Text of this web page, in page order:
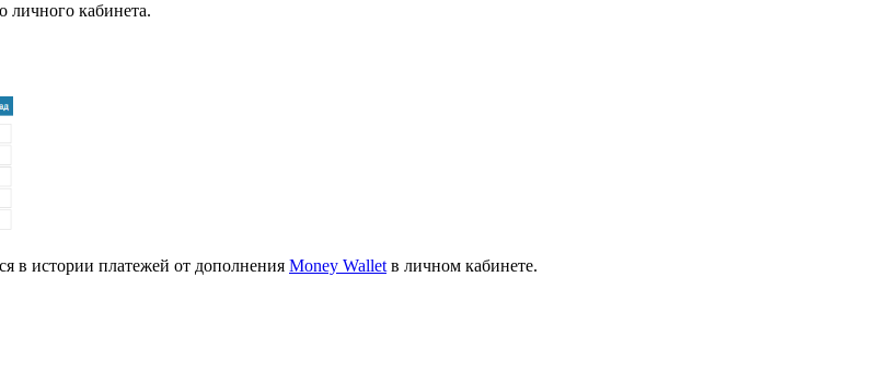
личного кабинета.
в истории платежей от дополнения Money Wallet в личном кабинете.